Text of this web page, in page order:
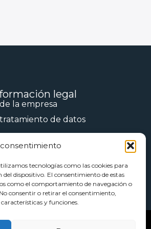
tecnologías como las cookies para
dispositivo. El consentimiento de estas
como el comportamiento de navegación o
consentir o retirar el consentimiento,
y funciones.
legal
la empresa
de datos